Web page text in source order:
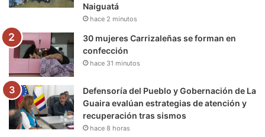
Naiguatá
hace 2 minutos
30 mujeres Carrizaleñas se forman en
confección
hace 31 minutos
Defensoría del Pueblo y Gobernación de La
Guaira evalúan estrategias de atención y
recuperación tras sismos
hace 8 horas